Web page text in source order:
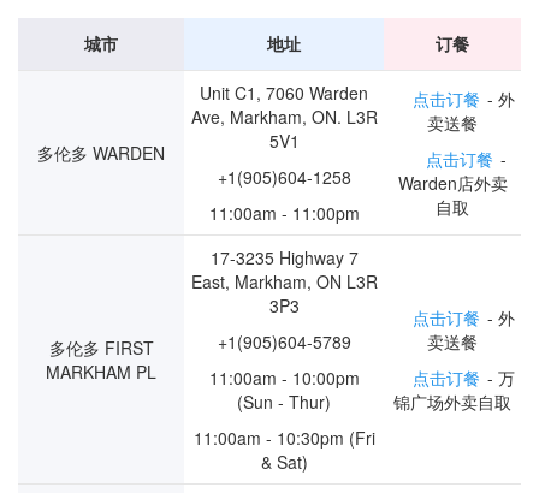
城市 地址 订餐
多伦多 WARDEN
Unit C1, 7060 Warden
Ave, Markham, ON. L3R
5V1
+1(905)604-1258
11:00am - 11:00pm
点击订餐 - 外
卖送餐
点击订餐 -
Warden店外卖
自取
多伦多 FIRST
MARKHAM PL
17-3235 Highway 7
East, Markham, ON L3R
3P3
+1(905)604-5789
11:00am - 10:00pm
(Sun - Thur)
11:00am - 10:30pm (Fri
& Sat)
点击订餐 - 外
卖送餐
点击订餐 - 万
锦广场外卖自取